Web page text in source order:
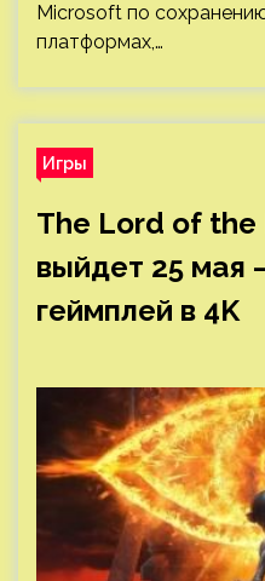
Microsoft по
платформах,…
Игры
The Lord of the
выйдет 25 мая
геймплей в 4K